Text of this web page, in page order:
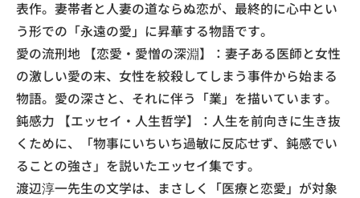
表作。妻帯者と人妻の道ならぬ恋が、最終的に心中とい
う形での「永遠の愛」に昇華する物語です。
愛の流刑地 【恋愛・愛憎の深淵】：妻子ある医師と女性
の激しい愛の末、女性を絞殺してしまう事件から始まる
物語。愛の深さと、それに伴う「業」を描いています。
鈍感力 【エッセイ・人生哲学】：人生を前向きに生き抜
くために、「物事にいちいち過敏に反応せず、鈍感でい
ることの強さ」を説いたエッセイ集です。
渡辺淳一先生の文学は、まさしく「医療と恋愛」が対象